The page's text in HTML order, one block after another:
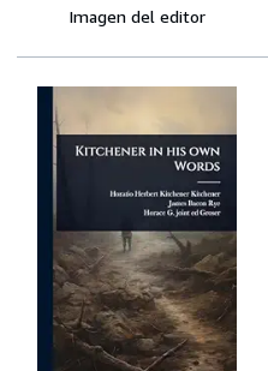
Imagen del editor